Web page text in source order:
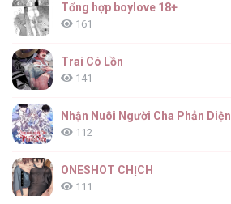
Tổng hợp boylove 18+
161
Trai Có Lồn
141
Nhận Nuôi Người Cha Phản Diện
112
ONESHOT CHỊCH
111